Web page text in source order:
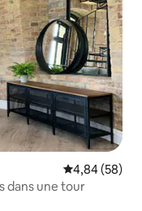
Évaluation
4,84 (58)
dans une tour